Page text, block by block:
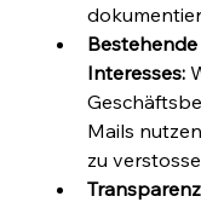
Interesses:
Mails
zu